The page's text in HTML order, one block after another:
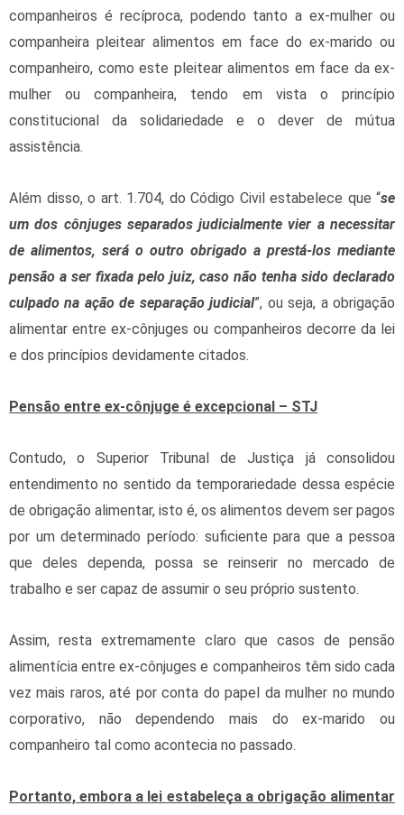
companheiros é recíproca, podendo tanto a ex-mulher ou
companheira pleitear alimentos em face do ex-marido ou
companheiro, como este pleitear alimentos em face da ex-
mulher ou companheira, tendo em vista o princípio
constitucional da solidariedade e o dever de mútua
assistência.
Além disso, o art. 1.704, do Código Civil estabelece que “se
um dos cônjuges separados judicialmente vier a necessitar
de alimentos, será o outro obrigado a prestá-los mediante
pensão a ser fixada pelo juiz, caso não tenha sido declarado
culpado na ação de separação judicial”, ou seja, a obrigação
alimentar entre ex-cônjuges ou companheiros decorre da lei
e dos princípios devidamente citados.
Pensão entre ex-cônjuge é excepcional – STJ
Contudo, o Superior Tribunal de Justiça já consolidou
entendimento no sentido da temporariedade dessa espécie
de obrigação alimentar, isto é, os alimentos devem ser pagos
por um determinado período: suficiente para que a pessoa
que deles dependa, possa se reinserir no mercado de
trabalho e ser capaz de assumir o seu próprio sustento.
Assim, resta extremamente claro que casos de pensão
alimentícia entre ex-cônjuges e companheiros têm sido cada
vez mais raros, até por conta do papel da mulher no mundo
corporativo, não dependendo mais do ex-marido ou
companheiro tal como acontecia no passado.
Portanto, embora a lei estabeleça a obrigação alimentar